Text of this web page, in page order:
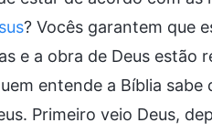
? Vocês garantem que
e a obra de Deus estão
entende a Bíblia sabe
Primeiro veio Deus,